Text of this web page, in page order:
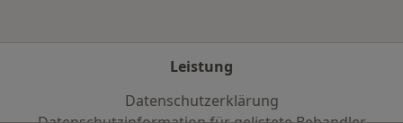
Leistung
Datenschutzerklärung